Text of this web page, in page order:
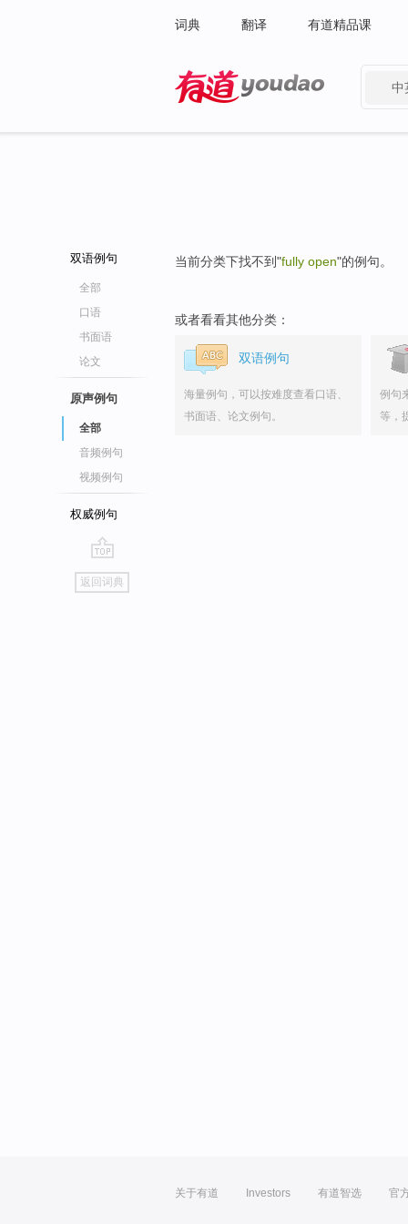
词典 翻译 有道精品课
中
双语例句
全部
口语
书面语
论文
原声例句
全部
音频例句
视频例句
权威例句
go
top
返回词典
当前分类下找不到"fully open"的例句。
或者看看其他分类：
双语例句
海量例句，可以按难度查看口语、
书面语、论文例句。
例句
等，
关于有道 Investors 有道智选 官